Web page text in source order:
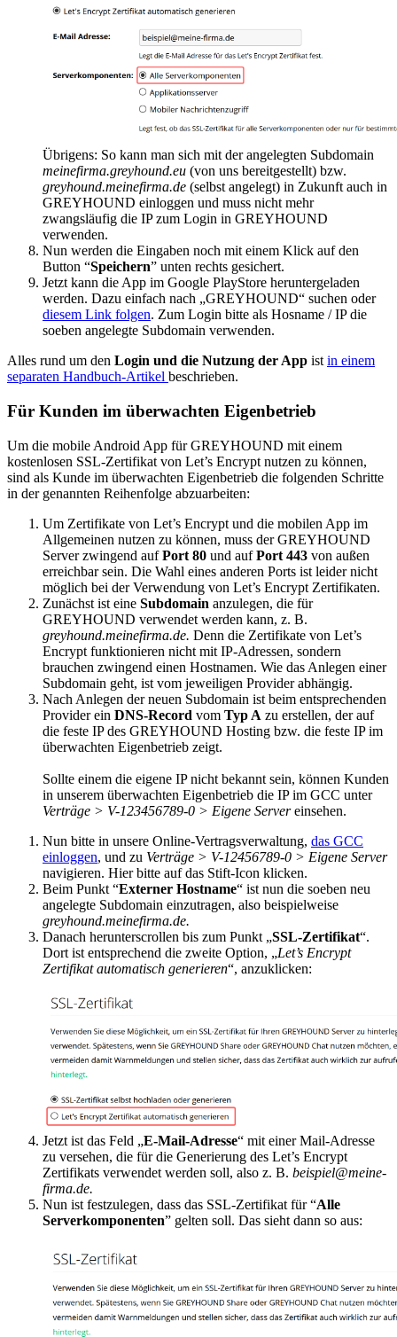
Übrigens: So kann man sich mit der angelegten Subdomain
meinefirma.greyhound.eu (von uns bereitgestellt) bzw.
greyhound.meinefirma.de (selbst angelegt) in Zukunft auch in
GREYHOUND einloggen und muss nicht mehr
zwangsläufig die IP zum Login in GREYHOUND
verwenden.
Nun werden die Eingaben noch mit einem Klick auf den
Button “Speichern” unten rechts gesichert.
Jetzt kann die App im Google PlayStore heruntergeladen
werden. Dazu einfach nach „GREYHOUND“ suchen oder
diesem Link folgen. Zum Login bitte als Hosname / IP die
soeben angelegte Subdomain verwenden.
Alles rund um den Login und die Nutzung der App ist in einem
separaten Handbuch-Artikel beschrieben.
Für Kunden im überwachten Eigenbetrieb
Um die mobile Android App für GREYHOUND mit einem
kostenlosen SSL-Zertifikat von Let’s Encrypt nutzen zu können,
sind als Kunde im überwachten Eigenbetrieb die folgenden Schritte
in der genannten Reihenfolge abzuarbeiten:
Um Zertifikate von Let’s Encrypt und die mobilen App im
Allgemeinen nutzen zu können, muss der GREYHOUND
Server zwingend aufPort 80 und aufPort 443 von außen
erreichbar sein. Die Wahl eines anderen Ports ist leider nicht
möglich bei der Verwendung von Let’s Encrypt Zertifikaten.
Zunächst ist eine Subdomain anzulegen, die für
GREYHOUND verwendet werden kann, z. B.
greyhound.meinefirma.de. Denn die Zertifikate von Let’s
Encrypt funktionieren nicht mit IP-Adressen, sondern
brauchen zwingend einen Hostnamen. Wie das Anlegen einer
Subdomain geht, ist vom jeweiligen Provider abhängig.
Nach Anlegen der neuen Subdomain ist beim entsprechenden
Provider ein DNS-Record vom Typ A zu erstellen, der auf
die feste IP des GREYHOUND Hosting bzw. die feste IP im
überwachten Eigenbetrieb zeigt.
Sollte einem die eigene IP nicht bekannt sein, können Kunden
in unserem überwachten Eigenbetrieb die IP im GCC unter
Verträge > V-123456789-0 > Eigene Servereinsehen.
Nun bitte in unsere Online-Vertragsverwaltung, das GCC
einloggen, und zu Verträge > V-12456789-0 > Eigene Server
navigieren. Hier bitte auf das Stift-Icon klicken.
Beim Punkt “Externer Hostname“ ist nun die soeben neu
angelegte Subdomain einzutragen, also beispielweise
greyhound.meinefirma.de.
Danach herunterscrollen bis zum Punkt „SSL-Zertifikat“.
Dort ist entsprechend die zweite Option, „Let’s Encrypt
Zertifikat automatisch generieren“, anzuklicken:
Jetzt ist das Feld „E-Mail-Adresse“ mit einer Mail-Adresse
zu versehen, die für die Generierung des Let’s Encrypt
Zertifikats verwendet werden soll, also z. B. beispiel@meine-
firma.de.
Nun ist festzulegen, dass das SSL-Zertifikat für “Alle
Serverkomponenten” gelten soll. Das sieht dann so aus: